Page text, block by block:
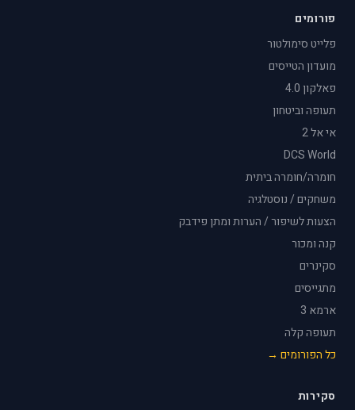
פורומים
פלייט סימולטור
מועדון הטייסים
פאלקון 4.0
תעופה וביטחון
אי אל 2
DCS World
חומרה/חומרה ביתית
משחקים / נוסטלגיה
הצעות לשיפור / הערות ומתן פידבק
קנה ומכור
סקינרים
מתגייסים
ארמא 3
תעופה קלה
כל הפורומים →
סקירות